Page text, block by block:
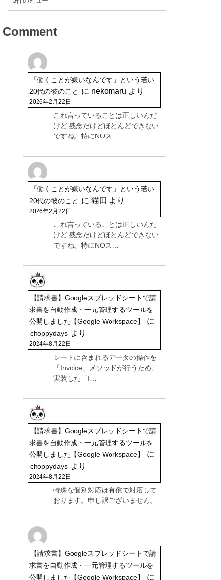
Comment
「働くことが嫌いなんです」という若い
20代の彼のこと
に nekomaru より
2026年2月22日
これ言っていることは正しいんだ
けど 残念だけどほとんどできない
ですね。特にNOス…
「働くことが嫌いなんです」という若い
20代の彼のこと
に 猫田 より
2026年2月22日
これ言っていることは正しいんだ
けど 残念だけどほとんどできない
ですね。特にNOス…
【請求書】Googleスプレッドシートで請
求書を自動作成・一元管理するツールを
公開しました【Google Workspace】
に
choppydays より
2024年8月22日
シートに含まれるデータの操作を
「Invoice」メソッドが行うため、
実装した「I…
【請求書】Googleスプレッドシートで請
求書を自動作成・一元管理するツールを
公開しました【Google Workspace】
に
choppydays より
2024年8月22日
特殊な個別対応は有償で対応して
おります。申し訳ございません。
【請求書】Googleスプレッドシートで請
求書を自動作成・一元管理するツールを
公開しました【Google Workspace】
に